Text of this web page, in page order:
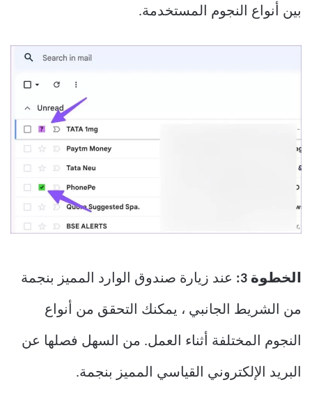
بين أنواع النجوم المستخدمة.
الخطوة 3: عند زيارة صندوق الوارد المميز بنجمة
من الشريط الجانبي ، يمكنك التحقق من أنواع
النجوم المختلفة أثناء العمل. من السهل فصلها عن
البريد الإلكتروني القياسي المميز بنجمة.